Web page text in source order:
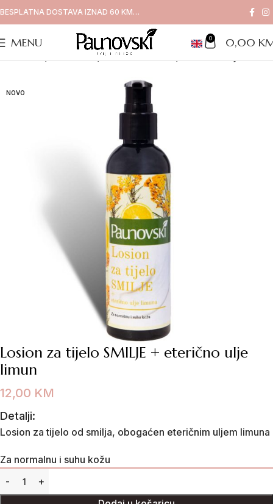
BESPLATNA DOSTAVA IZNAD 60 KM…
MENU 0 0,00
/Losioni i kreme
NOVO
Losion za tijelo SMILJE + eterično ulje
limun
12,00 KM
Detalji:
Losion za tijelo od smilja, obogaćen eteričnim uljem limuna
Za normalnu i suhu kožu